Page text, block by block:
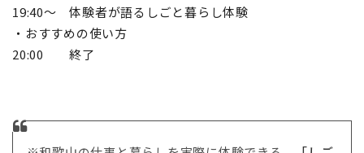
19:40～ 体験者が語るしごと暮らし体験
・おすすめの使い方
20:00 終了